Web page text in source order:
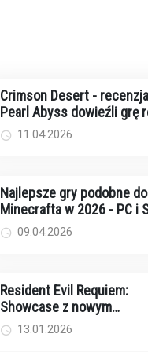
Crimson Desert -
Pearl Abyss dowieźli grę
11.04.2026
Najlepsze gry podobne do
Minecrafta w 2026 - PC i
09.04.2026
Resident Evil Requiem:
Showcase z nowym
gameplayem już w tym
- kiedy i gdzie oglądać?
13.01.2026